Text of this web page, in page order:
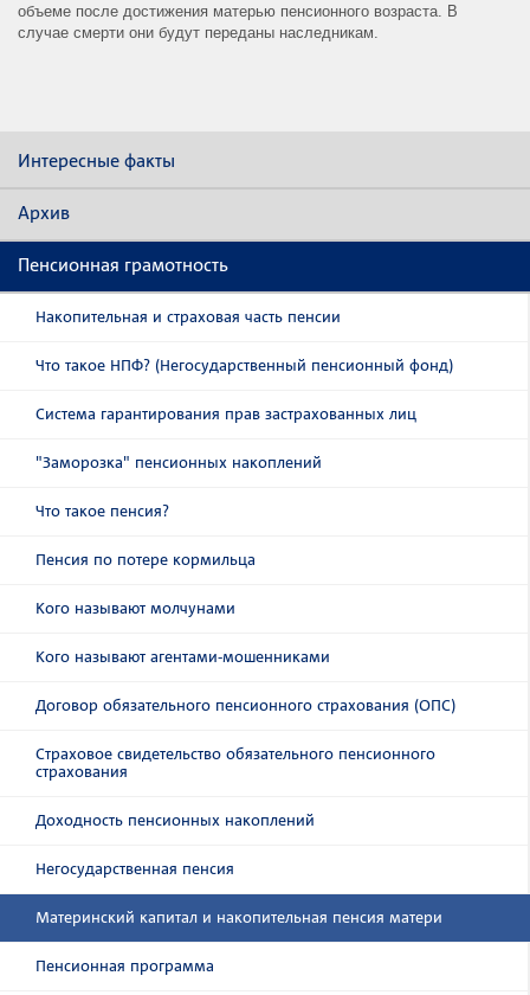
объеме после достижения матерью пенсионного возраста. В
случае смерти они будут переданы наследникам.
Интересные факты
Архив
Пенсионная грамотность
Накопительная и страховая часть пенсии
Что такое НПФ? (Негосударственный пенсионный фонд)
Система гарантирования прав застрахованных лиц
"Заморозка" пенсионных накоплений
Что такое пенсия?
Пенсия по потере кормильца
Кого называют молчунами
Кого называют агентами-мошенниками
Договор обязательного пенсионного страхования (ОПС)
Страховое свидетельство обязательного пенсионного
страхования
Доходность пенсионных накоплений
Негосударственная пенсия
Материнский капитал и накопительная пенсия матери
Пенсионная программа